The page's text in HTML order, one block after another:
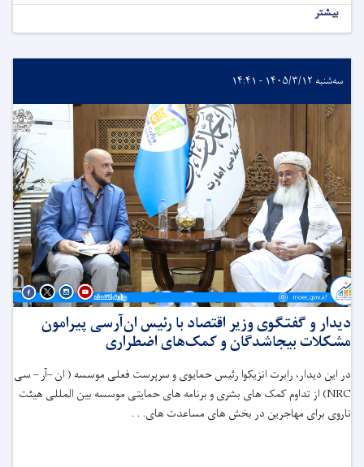
بیشتر
سه‌شنبه ۱۴۰۵/۳/۱۲ - ۱۴:۴۱
دیدار و گفتگوی وزیر اقتصاد با رئیس ان‌آر‌سی پیرامون
مشکلات بیجاشدگان و کمک‌های اضطراری
در این دیدار، رابرت انزیکوا رئیس حمایوی و سرپرست فعلی موسسه ( ان –آر – سی
NRC) از تداوم کمک های بشری و برنامه های حمایتی موسسه بین المللی هیئت
ناروی برای مهاجرین در بخش های مساعدت های. . .